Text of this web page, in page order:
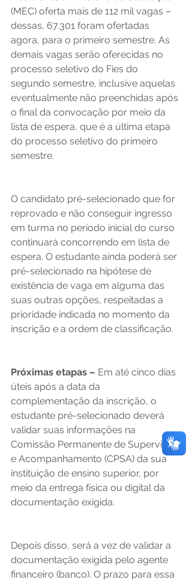
(MEC) oferta mais de 112 mil vagas –
dessas, 67.301 foram ofertadas
agora, para o primeiro semestre. As
demais vagas serão oferecidas no
processo seletivo do Fies do
segundo semestre, inclusive aquelas
eventualmente não preenchidas após
o final da convocação por meio da
lista de espera, que é a última etapa
do processo seletivo do primeiro
semestre.
O candidato pré-selecionado que for
reprovado e não conseguir ingresso
em turma no período inicial do curso
continuará concorrendo em lista de
espera. O estudante ainda poderá ser
pré-selecionado na hipótese de
existência de vaga em alguma das
suas outras opções, respeitadas a
prioridade indicada no momento da
inscrição e a ordem de classificação.
Próximas etapas – Em até cinco dias
úteis após a data da
complementação da inscrição, o
estudante pré-selecionado deverá
validar suas informações na
Comissão Permanente de Supervisão
e Acompanhamento (CPSA) da sua
instituição de ensino superior, por
meio da entrega física ou digital da
documentação exigida.
Depois disso, será a vez de validar a
documentação exigida pelo agente
financeiro (banco). O prazo para essa